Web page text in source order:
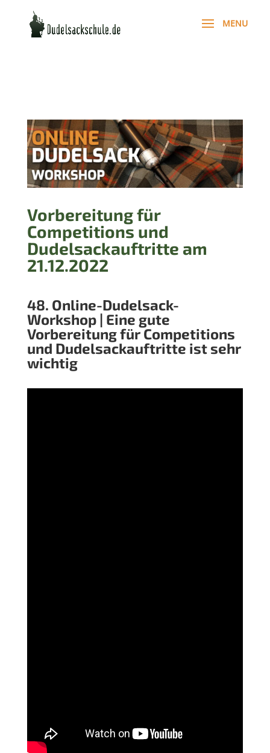
Vorbereitung für
Competitions und
Dudelsackauftritte am
21.12.2022
48. Online-Dudelsack-
Workshop | Eine gute
Vorbereitung für Competitions
und Dudelsackauftritte ist sehr
wichtig